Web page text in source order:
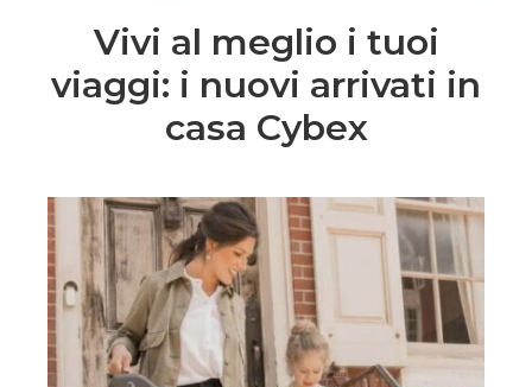
Vivi al meglio i tuoi
viaggi: i nuovi arrivati in
casa Cybex